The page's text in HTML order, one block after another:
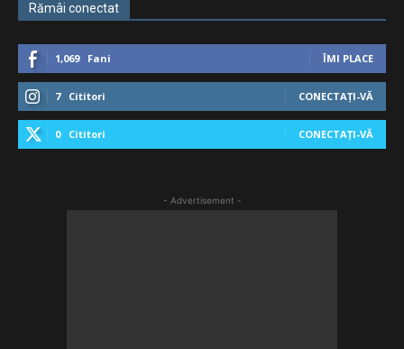
Rămâi conectat
1,069 Fani ÎMI PLACE
7 Cititori CONECTAȚI-VĂ
0 Cititori CONECTAȚI-VĂ
- Advertisement -